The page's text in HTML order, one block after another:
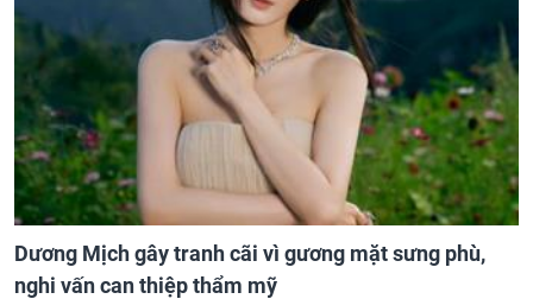
Dương Mịch gây tranh cãi vì gương mặt sưng phù,
nghi vấn can thiệp thẩm mỹ